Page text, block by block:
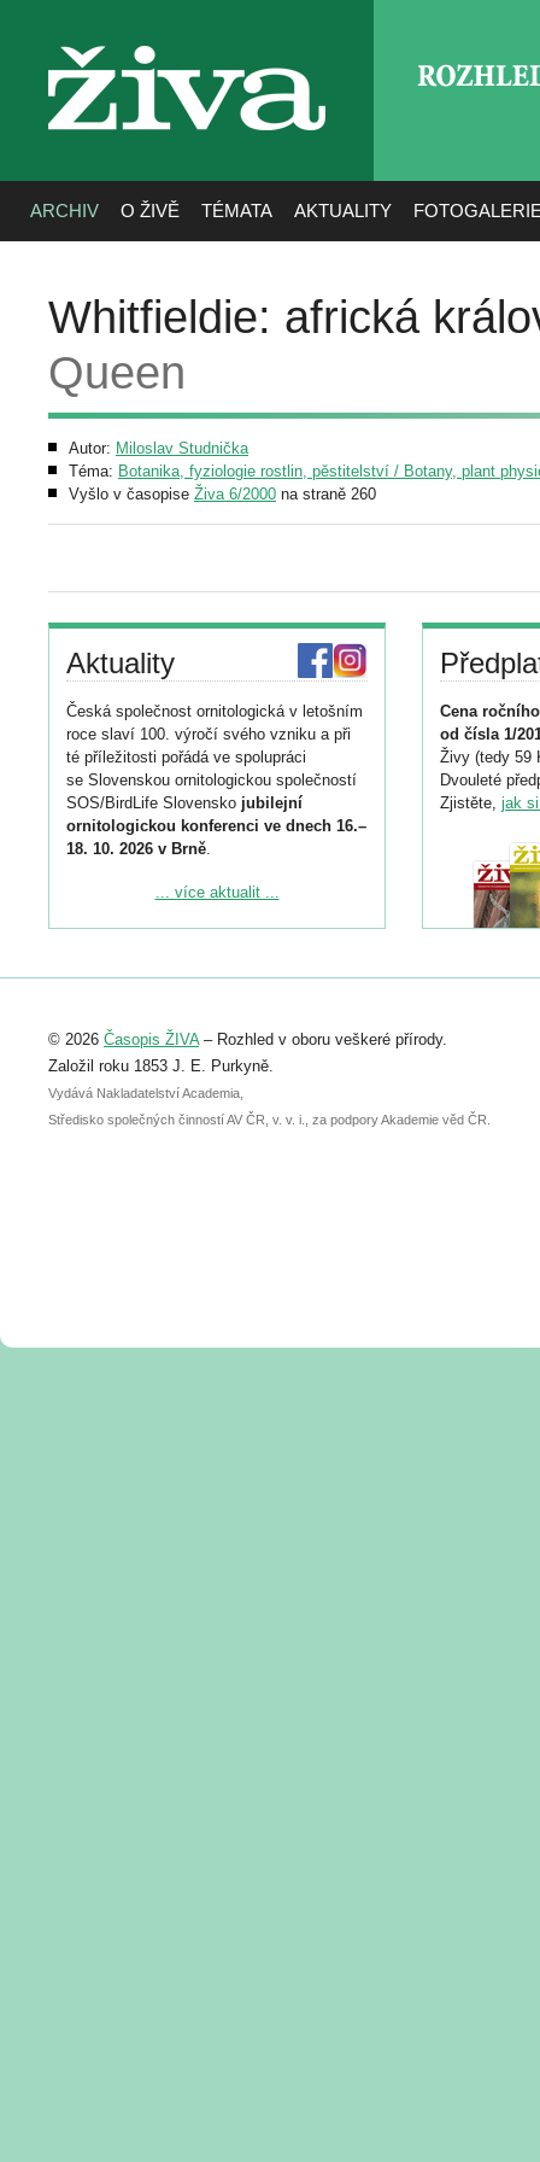
živa
ARCHIV O ŽIVĚ TÉMATA AKTUALITY
Whitfieldie: africká
Queen
Autor: Miloslav Studnička
Téma: Botanika, fyziologie rostlin, pěstitelství / Botany, plant
Vyšlo v časopise Živa 6/2000 na straně 260
Aktuality
Česká společnost ornitologická v letošním
roce slaví 100. výročí svého vzniku a při
té příležitosti pořádá ve spolupráci
se Slovenskou ornitologickou společností
SOS/BirdLife Slovensko jubilejní
ornitologickou konferenci ve dnech 16.–
18. 10. 2026 v Brně.
Podrobnější informace ke konferenci
Registrovat se můžete do 6. září.
abstraktu přihlášené přednášky nebo
posteru je už 30. června.
... více aktualit ...
Cena
od čísla 1/
Živy (tedy 59
Dvouleté
Zjistěte, jak
© 2026 Časopis ŽIVA– Rozhled v oboru veškeré přírody.
Založil roku 1853 J. E. Purkyně.
Vydává Nakladatelství Academia,
Středisko společných činností AV ČR, v. v. i., za podpory Akademie věd ČR.